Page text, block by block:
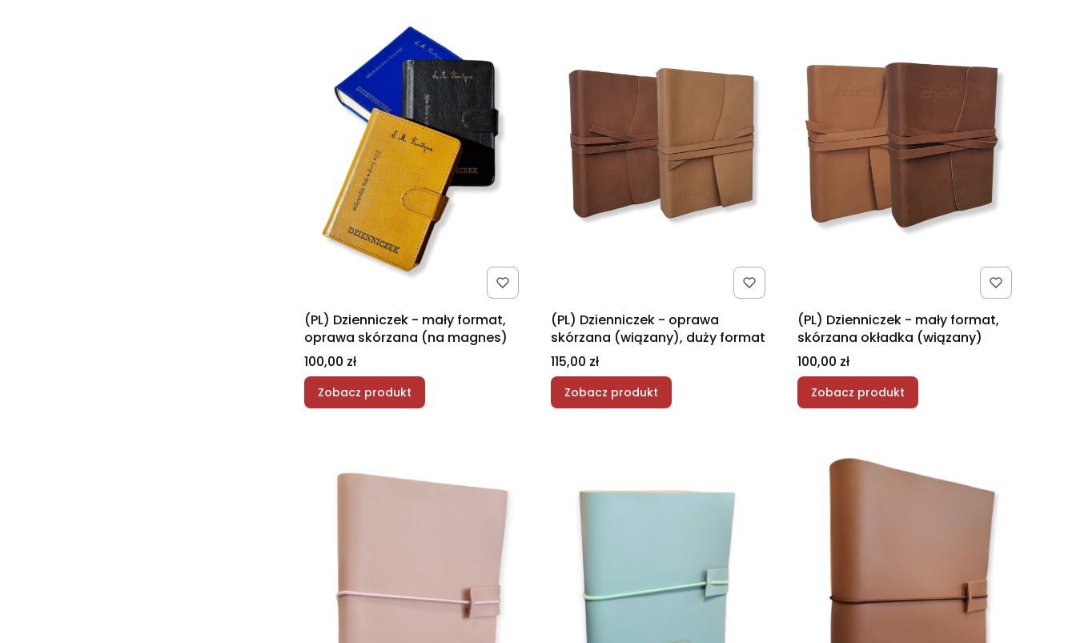
(PL) Dzienniczek - mały format,
oprawa skórzana (na magnes)
Cena
100,00 zł
Zobacz produkt
(PL) Dzienniczek - oprawa
skórzana (wiązany), duży format
Cena
115,00 zł
Zobacz produkt
(PL) Dzienniczek - mały format,
skórzana okładka (wiązany)
Cena
100,00 zł
Zobacz produkt